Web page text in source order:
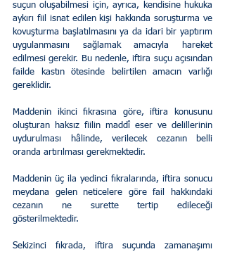
suçun oluşabilmesi için, ayrıca, kendisine hukuka
aykırı fiil isnat edilen kişi hakkında soruşturma ve
kovuşturma başlatılmasını ya da idari bir yaptırım
uygulanmasını sağlamak amacıyla hareket
edilmesi gerekir. Bu nedenle, iftira suçu açısından
failde kastın ötesinde belirtilen amacın varlığı
gereklidir.
Maddenin ikinci fıkrasına göre, iftira konusunu
oluşturan haksız fiilin maddî eser ve delillerinin
uydurulması hâlinde, verilecek cezanın belli
oranda artırılması gerekmektedir.
Maddenin üç ila yedinci fıkralarında, iftira sonucu
meydana gelen neticelere göre fail hakkındaki
cezanın ne surette tertip edileceği
gösterilmektedir.
Sekizinci fıkrada, iftira suçunda zamanaşımı